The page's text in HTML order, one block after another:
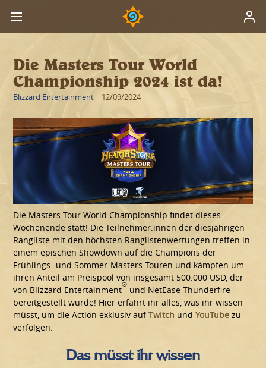
Die Masters Tour World
Championship 2024 ist da!
Blizzard Entertainment 12/09/2024
Die Masters Tour World Championship findet dieses
Wochenende statt! Die Teilnehmer:innen der diesjährigen
Rangliste mit den höchsten Ranglistenwertungen treffen in
einem epischen Showdown auf die Champions der
Frühlings- und Sommer-Masters-Touren und kämpfen um
ihren Anteil am Preispool von insgesamt 500.000 USD, der
von Blizzard Entertainment® und NetEase Thunderfire
bereitgestellt wurde! Hier erfahrt ihr alles, was ihr wissen
müsst, um die Action exklusiv aufTwitch undYouTube zu
verfolgen.
Das müsst ihr wissen